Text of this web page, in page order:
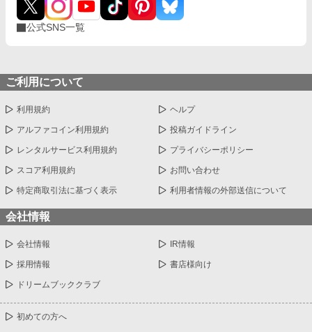
公式SNS一覧
ご利用について
利用規約 ヘルプ
アルファコイン利用規約 投稿ガイドライン
レンタルサービス利用規約 プライバシーポリシー
スコア利用規約 お問い合わせ
特定商取引法に基づく表示 利用者情報の外部送信について
会社情報
会社情報 IR情報
採用情報 書店様向け
ドリームブッククラブ
初めての方へ